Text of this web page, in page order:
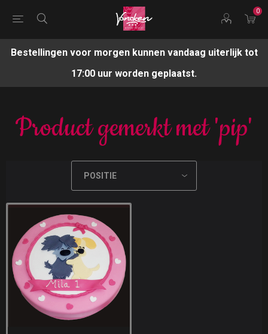
0
Bestellingen voor morgen kunnen vandaag uiterlijk tot
17:00 uur worden geplaatst.
Product gemerkt met 'pip'